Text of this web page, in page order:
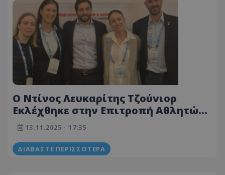
Ο Ντίνος Λευκαρίτης Τζούνιορ
Εκλέχθηκε στην Επιτροπή Αθλητών
της EOC - Ιστορική στιγμή για την
Επιτροπή Αθλητών της ΚΟΕ
13.11.2025 - 17:35
ΔΙΑΒΆΣΤΕ ΠΕΡΙΣΣΌΤΕΡΑ